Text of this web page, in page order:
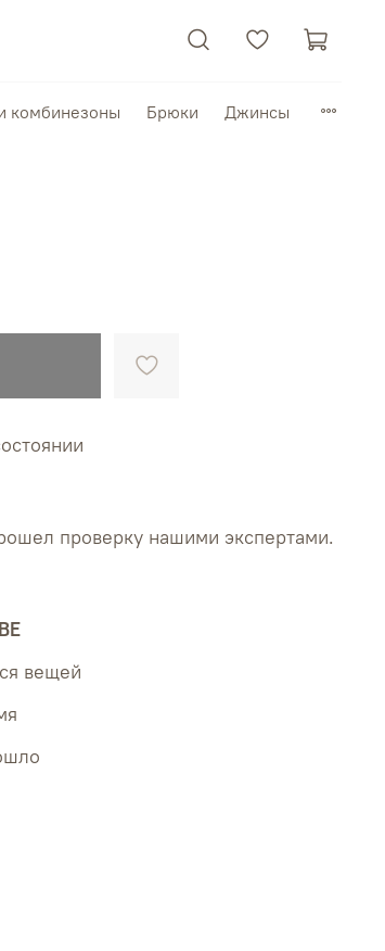
комбинезоны Брюки Джинсы
проверку нашими экспертами.
вещей